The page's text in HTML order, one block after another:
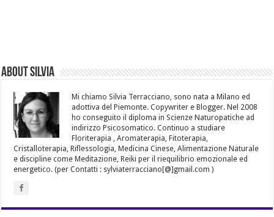
About Silvia
Mi chiamo Silvia Terracciano, sono nata a Milano ed
adottiva del Piemonte. Copywriter e Blogger. Nel 2008
ho conseguito il diploma in Scienze Naturopatiche ad
indirizzo Psicosomatico. Continuo a studiare
Floriterapia , Aromaterapia, Fitoterapia,
Cristalloterapia, Riflessologia, Medicina Cinese, Alimentazione Naturale
e discipline come Meditazione, Reiki per il riequilibrio emozionale ed
energetico. (per Contatti : sylviaterracciano[@]gmail.com )